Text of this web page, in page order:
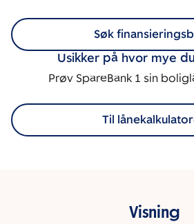
Søk
Usikker på hvor mye
Prøv SpareBank 1 sin
Til
Visning